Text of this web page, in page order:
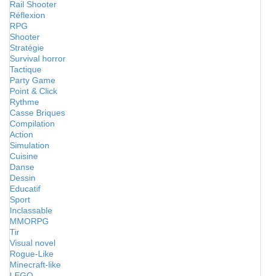
Rail Shooter
Réflexion
RPG
Shooter
Stratégie
Survival horror
Tactique
Party Game
Point & Click
Rythme
Casse Briques
Compilation
Action
Simulation
Cuisine
Danse
Dessin
Educatif
Sport
Inclassable
MMORPG
Tir
Visual novel
Rogue-Like
Minecraft-like